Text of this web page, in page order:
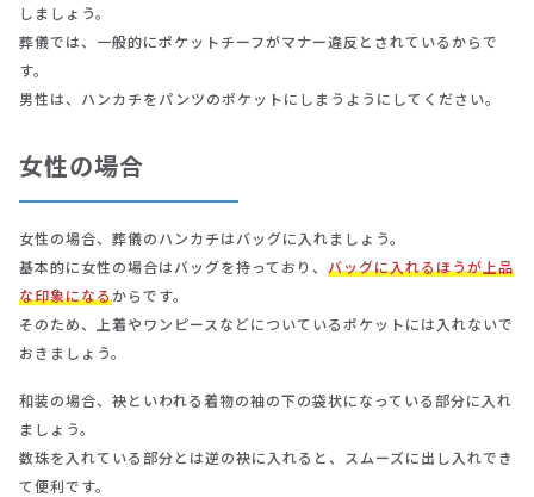
しましょう。
葬儀では、一般的にポケットチーフがマナー違反とされているからで
す。
男性は、ハンカチをパンツのポケットにしまうようにしてください。
女性の場合
女性の場合、葬儀のハンカチはバッグに入れましょう。
基本的に女性の場合はバッグを持っており、 バッグに入れるほうが上品
な印象になるからです。
そのため、上着やワンピースなどについているポケットには入れないで
おきましょう。
和装の場合、袂といわれる着物の袖の下の袋状になっている部分に入れ
ましょう。
数珠を入れている部分とは逆の袂に入れると、スムーズに出し入れでき
て便利です。